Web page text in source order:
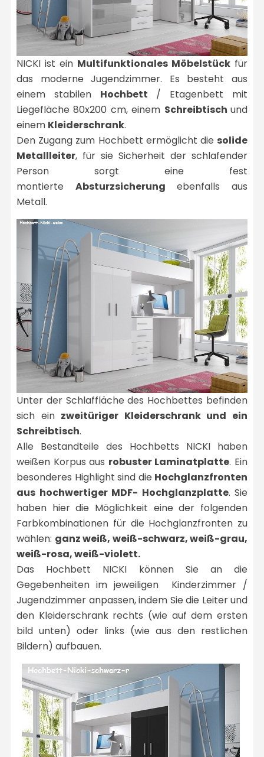
NICKI ist ein Multifunktionales Möbelstück für
das moderne Jugendzimmer. Es besteht aus
einem stabilen Hochbett / Etagenbett mit
Liegefläche 80x200 cm, einem Schreibtischund
einem Kleiderschrank.
Den Zugang zum Hochbett ermöglicht die solide
Metallleiter, für sie Sicherheit der schlafender
Person sorgt eine fest
montierte Absturzsicherung ebenfalls aus
Metall.
Unter der Schlaffläche des Hochbettes befinden
sich ein zweitüriger Kleiderschrank und ein
Schreibtisch.
Alle Bestandteile des Hochbetts NICKI haben
weißen Korpus aus robuster Laminatplatte. Ein
besonderes Highlight sind die Hochglanzfronten
aus hochwertiger MDF- Hochglanzplatte. Sie
haben hier die Möglichkeit eine der folgenden
Farbkombinationen für die Hochglanzfronten zu
wählen: ganz weiß, weiß-schwarz, weiß-grau,
weiß-rosa, weiß-violett.
Das Hochbett NICKI können Sie an die
Gegebenheiten im jeweiligen Kinderzimmer /
Jugendzimmer anpassen, indem Sie die Leiter und
den Kleiderschrank rechts (wie auf dem ersten
bild unten) oder links (wie aus den restlichen
Bildern) aufbauen.